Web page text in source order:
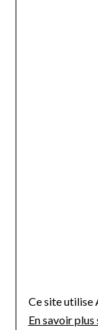
Ce site utilise
En savoir